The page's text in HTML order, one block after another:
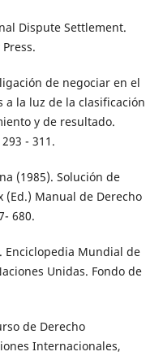
Dispute Settlement.
de negociar en el
la luz de la clasificación
y de resultado.
- 311.
(1985). Solución de
(Ed.) Manual de Derecho
680.
Enciclopedia Mundial de
Unidas. Fondo de
de Derecho
Internacionales,